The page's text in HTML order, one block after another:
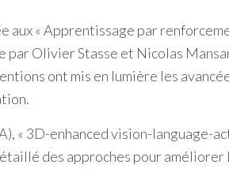
aux « Apprentissage par
par Olivier Stasse et Nicolas
ont mis en lumière les
« 3D-enhanced vision-language-
des approches pour améliorer